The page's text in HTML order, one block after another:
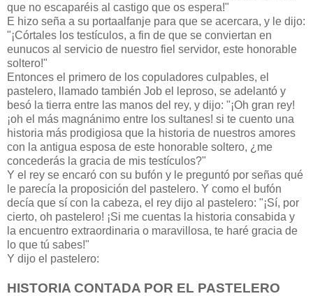
que no escaparéis al castigo que os espera!"
E hizo seña a su portaalfanje para que se acercara, y le dijo:
"¡Córtales los testículos, a fin de que se conviertan en
eunucos al servicio de nuestro fiel servidor, este honorable
soltero!"
Entonces el primero de los copuladores culpables, el
pastelero, llamado también Job el leproso, se adelantó y
besó la tierra entre las manos del rey, y dijo: "¡Oh gran rey!
¡oh el más magnánimo entre los sultanes! si te cuento una
historia más prodigiosa que la historia de nuestros amores
con la antigua esposa de este honorable soltero, ¿me
concederás la gracia de mis testículos?"
Y el rey se encaró con su bufón y le preguntó por señas qué
le parecía la proposición del pastelero. Y como el bufón
decía que sí con la cabeza, el rey dijo al pastelero: "¡Sí, por
cierto, oh pastelero! ¡Si me cuentas la historia consabida y
la encuentro extraordinaria o maravillosa, te haré gracia de
lo que tú sabes!"
Y dijo el pastelero:
HISTORIA CONTADA POR EL PASTELERO